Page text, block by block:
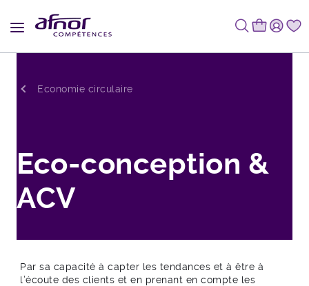
Economie circulaire
Eco-conception &
ACV
Par sa capacité à capter les tendances et à être à
l’écoute des clients et en prenant en compte les